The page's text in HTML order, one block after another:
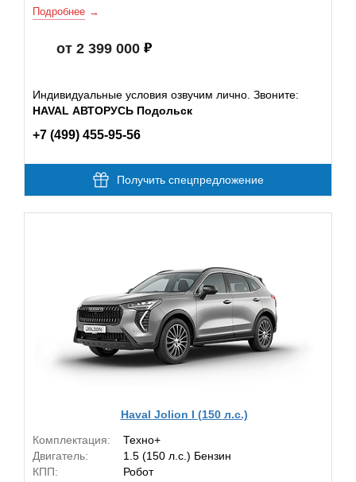
Подробнее
от 2 399 000
Индивидуальные условия озвучим лично. Звоните:
HAVAL АВТОРУСЬ Подольск
+7 (499) 455-95-56
Получить спецпредложение
Haval Jolion I (150 л.с.)
Комплектация:
Техно+
Двигатель:
1.5 (150 л.с.) Бензин
КПП:
Робот